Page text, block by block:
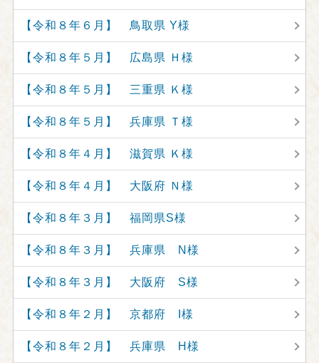
【令和８年６月】 鳥取県 Y様
【令和８年５月】 広島県 Ｈ様
【令和８年５月】 三重県 Ｋ様
【令和８年５月】 兵庫県 Ｔ様
【令和８年４月】 滋賀県 Ｋ様
【令和８年４月】 大阪府 Ｎ様
【令和８年３月】 福岡県S様
【令和８年３月】 兵庫県 N様
【令和８年３月】 大阪府 S様
【令和８年２月】 京都府 I様
【令和８年２月】 兵庫県 H様